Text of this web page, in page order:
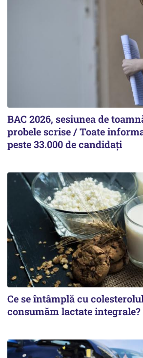
BAC 2026, sesiunea de
probele scrise / Toate
peste 33.000 de candidați
Ce se întâmplă cu
consumăm lactate integrale?